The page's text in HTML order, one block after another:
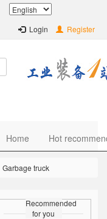
Login
Register
Home Hot
Garbage truck
Recommended
for you